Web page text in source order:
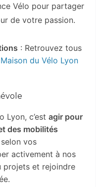
Vélo pour partager
de votre passion.
: Retrouvez tous
Maison du Vélo Lyon
Lyon, c’est agir pour
des mobilités
selon vos
activement à nos
projets et rejoindre